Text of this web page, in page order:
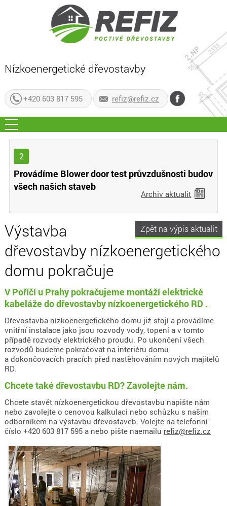
Nízkoenergetické dřevostavby
+420 603 817 595 refiz@refiz.cz
2
Provádíme Blower door test průvzdušnosti budov
všech našich staveb
Archiv aktualit
Zpět na výpis aktualit
Výstavba
dřevostavby nízkoenergetického
domu pokračuje
V Poříčí u Prahy pokračujeme montáží elektrické
kabeláže do dřevostavby nízkoenergetického RD .
Dřevostavba nízkoenergetického domu již stojí a provádíme
vnitřní instalace jako jsou rozvody vody, topení a v tomto
případě rozvody elektrického proudu. Po ukončení všech
rozvodů budeme pokračovat na interiéru domu
a dokončovacích pracích před nastěhováním nových majitelů
RD.
Chcete také dřevostavbu RD? Zavolejte nám.
Chcete stavět nízkoenergetickou dřevostavbu napište nám
nebo zavolejte o cenovou kalkulaci nebo schůzku s našim
odborníkem na výstavbu dřevostaveb. Volejte na telefonní
číslo +420 603 817 595 a nebo pište naemailu refiz@refiz.cz